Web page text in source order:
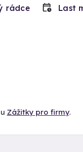
rádce Last
Zážitky pro firmy.